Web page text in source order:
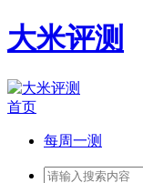
大米评测
首页
每周一测